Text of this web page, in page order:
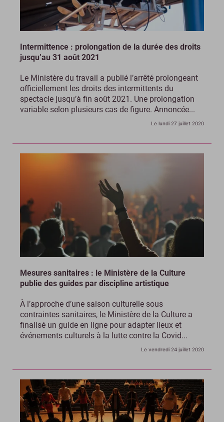
Intermittence : prolongation de la durée des droits
jusqu’au 31 août 2021
Le Ministère du travail a publié l’arrêté prolongeant
officiellement les droits des intermittents du
spectacle jusqu’à fin août 2021. Une prolongation
variable selon plusieurs cas de figure. Annoncée...
Le lundi 27 juillet 2020
Mesures sanitaires : le Ministère de la Culture
publie des guides par discipline artistique
À l’approche d’une saison culturelle sous
contraintes sanitaires, le Ministère de la Culture a
finalisé un guide en ligne pour adapter lieux et
événements culturels à la lutte contre la Covid...
Le vendredi 24 juillet 2020